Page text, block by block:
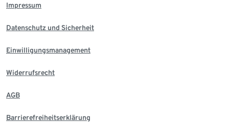
Impressum
Datenschutz und Sicherheit
Einwilligungsmanagement
Widerrufsrecht
AGB
Barrierefreiheitserklärung